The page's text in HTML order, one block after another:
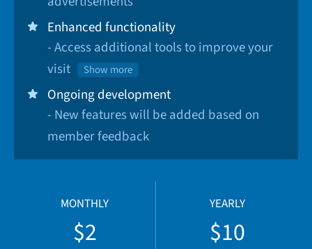
Enhanced functionality
- Access additional tools to improve your
visit
Show more
Ongoing development
- New features will be added based on
member feedback
MONTHLY
$2
YEARLY
$10